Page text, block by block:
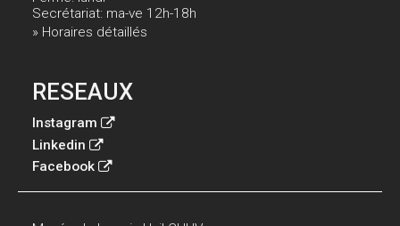
Secrétariat: ma-ve 12h-18h
» Horaires détaillés
RESEAUX
Instagram
Linkedin
Facebook